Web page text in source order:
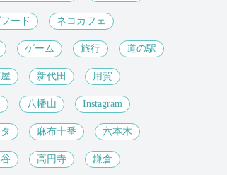
フード ネコカフェ
ゲーム 旅行 道の駅
新代田 用賀
八幡山 Instagram
麻布十番 六本木
高円寺 鎌倉